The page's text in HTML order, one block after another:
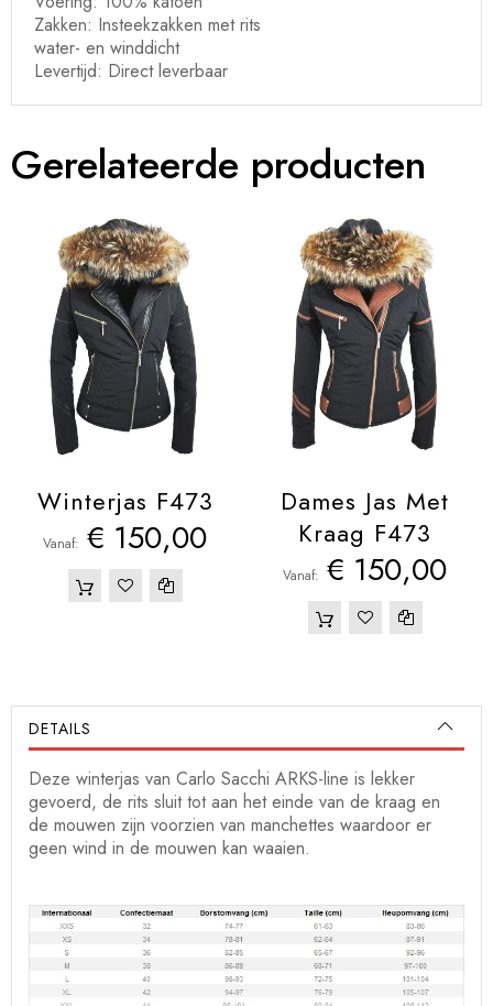
Zakken: Insteekzakken met rits
water- en winddicht
Levertijd: Direct leverbaar
Gerelateerde producten
Winterjas F473
Vanaf € 150,00
Dames Jas Met
Kraag F473
Vanaf € 150,00
DETAILS
Deze winterjas van Carlo Sacchi ARKS-line is lekker
gevoerd, de rits sluit tot aan het einde van de kraag en
de mouwen zijn voorzien van manchettes waardoor er
geen wind in de mouwen kan waaien.